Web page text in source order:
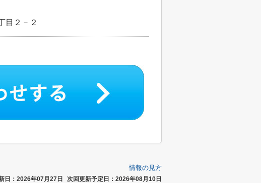
目２－２
情報の見方
日：2026年07月27日 次回更新予定日：2026年08月10日